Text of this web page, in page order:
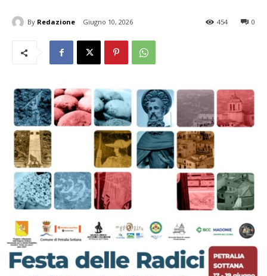
By Redazione Giugno 10, 2026 0
454